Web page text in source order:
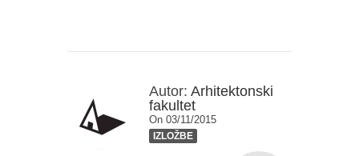
Autor: Arhitektonski
fakultet
On 03/11/2015
IZLOŽBE